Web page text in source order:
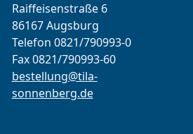
Raiffeisenstraße 6
86167 Augsburg
Telefon 0821/790993-0
Fax 0821/790993-60
bestellung@tila-
sonnenberg.de